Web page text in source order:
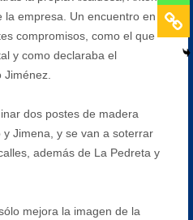
la empresa. Un encuentro en el
compromisos, como el que
y como declaraba el
dos postes de madera
Jimena, y se van a soterrar
además de La Pedreta y
mejora la imagen de la